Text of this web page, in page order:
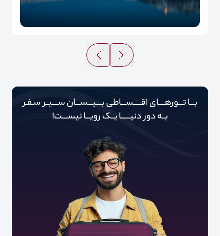
بـــا تـــورهــــای اقـــــســـاطی بــــیـــســـان ســــیــر سـفـر
بــه دور‌‌‌‌ دنیـــــ‌‌ـا یــک رویـــا نیســــت!